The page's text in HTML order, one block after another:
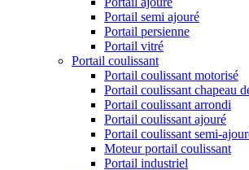
Portail semi ajouré
Portail persienne
Portail vitré
Portail coulissant
Portail coulissant motorisé
Portail coulissant chapeau
Portail coulissant arrondi
Portail coulissant ajouré
Portail coulissant semi-
Moteur portail coulissant
Portail industriel